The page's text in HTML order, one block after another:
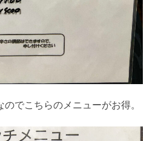
でこちらのメニューがお得。